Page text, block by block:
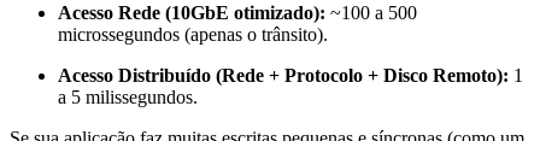
Acesso Rede (10GbE otimizado): ~100 a 500
microssegundos (apenas o trânsito).
Acesso Distribuído (Rede + Protocolo + Disco Remoto): 1
a 5 milissegundos.